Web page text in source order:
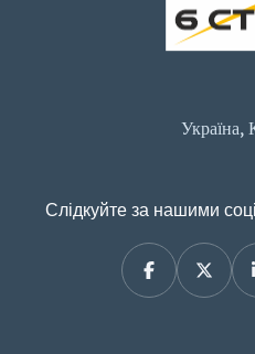
Україна,
Слідкуйте за нашими